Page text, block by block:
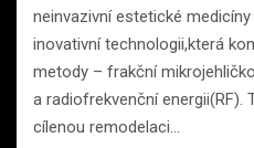
neinvazivní estetické
inovativní technologii,která
metody – frakční
a radiofrekvenční energii(RF).
cílenou remodelaci…